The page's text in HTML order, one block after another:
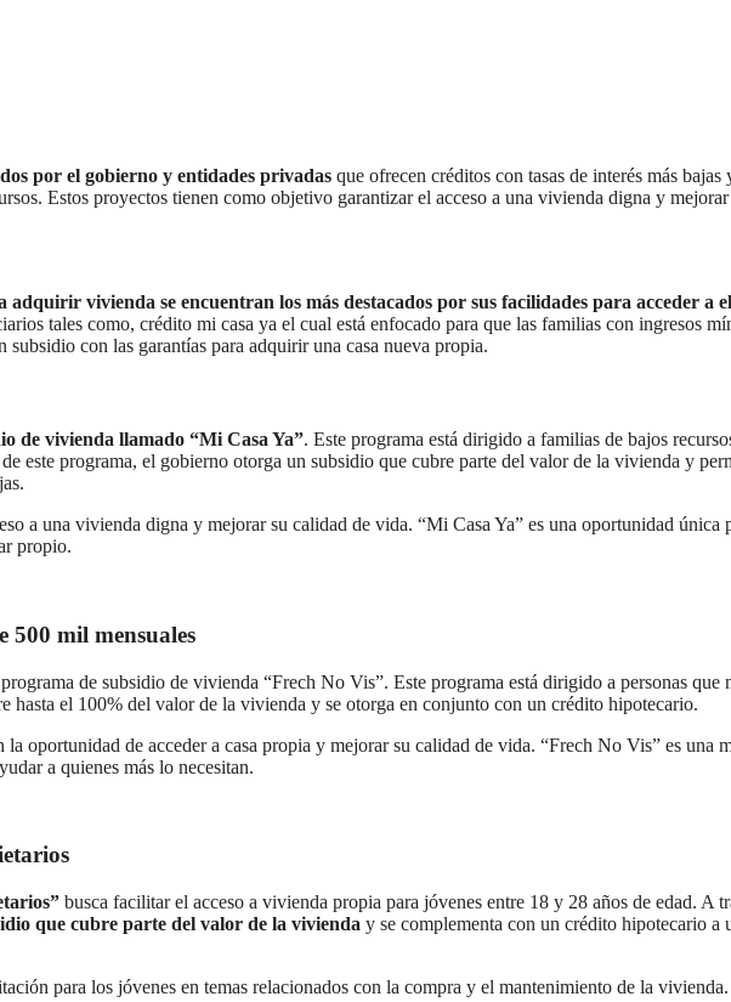
por el gobierno y entidades privadas que ofrecen créditos con tasas de interés más bajas
Estos proyectos tienen como objetivo garantizar el acceso a una vivienda digna y
vivienda se encuentran los más destacados por sus facilidades para acceder a
tales como, crédito mi casa ya el cual está enfocado para que las familias con ingresos
subsidio con las garantías para adquirir una casa nueva propia.
de vivienda llamado “Mi Casa Ya”. Este programa está dirigido a familias de bajos
este programa, el gobierno otorga un subsidio que cubre parte del valor de la vivienda y
a una vivienda digna y mejorar su calidad de vida. “Mi Casa Ya” es una oportunidad única
propio.
500 mil mensuales
de subsidio de vivienda “Frech No Vis”. Este programa está dirigido a personas que
hasta el 100% del valor de la vivienda y se otorga en conjunto con un crédito hipotecario.
la oportunidad de acceder a casa propia y mejorar su calidad de vida. “Frech No Vis” es una
a quienes más lo necesitan.
busca facilitar el acceso a vivienda propia para jóvenes entre 18 y 28 años de edad. A
que cubre parte del valor de la vivienda y se complementa con un crédito hipotecario a
para los jóvenes en temas relacionados con la compra y el mantenimiento de la